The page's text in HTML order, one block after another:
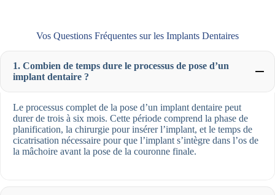
Vos Questions Fréquentes sur les Implants Dentaires
1. Combien de temps dure le processus de pose d’un
implant dentaire ?
Le processus complet de la pose d’un implant dentaire peut
durer de trois à six mois. Cette période comprend la phase de
planification, la chirurgie pour insérer l’implant, et le temps de
cicatrisation nécessaire pour que l’implant s’intègre dans l’os de
la mâchoire avant la pose de la couronne finale.